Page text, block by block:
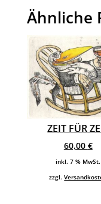
Ähnliche
ZEIT FÜR
60,00 €
inkl. 7 % MwSt.
zzgl.